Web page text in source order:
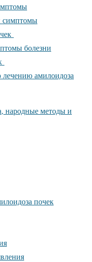
симптомы
болезни
амилоидоза
народные методы и
почек